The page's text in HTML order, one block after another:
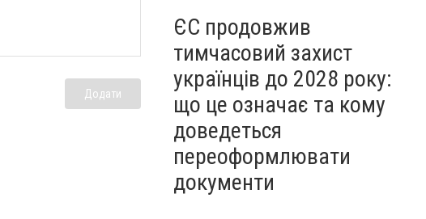
Додати
ЄС продовжив
тимчасовий захист
українців до 2028 року:
що це означає та кому
доведеться
переоформлювати
документи